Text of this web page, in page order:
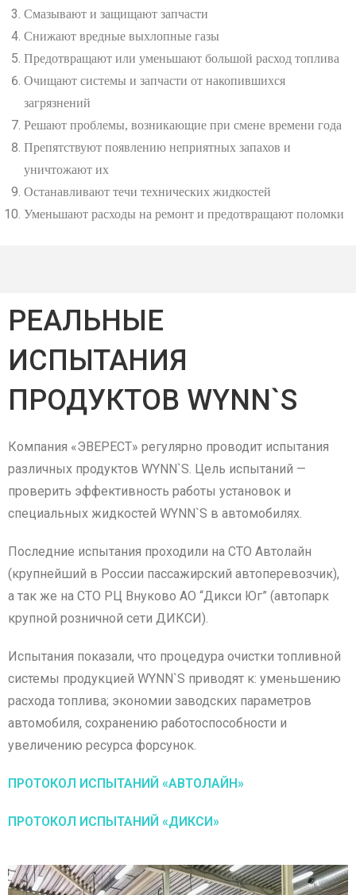
Смазывают и защищают запчасти
Снижают вредные выхлопные газы
Предотвращают или уменьшают большой расход топлива
Очищают системы и запчасти от накопившихся
загрязнений
Решают проблемы, возникающие при смене времени года
Препятствуют появлению неприятных запахов и
уничтожают их
Останавливают течи технических жидкостей
Уменьшают расходы на ремонт и предотвращают поломки
РЕАЛЬНЫЕ
ИСПЫТАНИЯ
ПРОДУКТОВ WYNN`S
Компания «ЭВЕРЕСТ» регулярно проводит испытания
различных продуктов WYNN`S. Цель испытаний —
проверить эффективность работы установок и
специальных жидкостей WYNN`S в автомобилях.
Последние испытания проходили на СТО Автолайн
(крупнейший в России пассажирский автоперевозчик),
а так же на СТО РЦ Внуково АО “Дикси Юг” (автопарк
крупной розничной сети ДИКСИ).
Испытания показали, что процедура очистки топливной
системы продукцией WYNN`S приводят к: уменьшению
расхода топлива; экономии заводских параметров
автомобиля, сохранению работоспособности и
увеличению ресурса форсунок.
ПРОТОКОЛ ИСПЫТАНИЙ «АВТОЛАЙН»
ПРОТОКОЛ ИСПЫТАНИЙ «ДИКСИ»